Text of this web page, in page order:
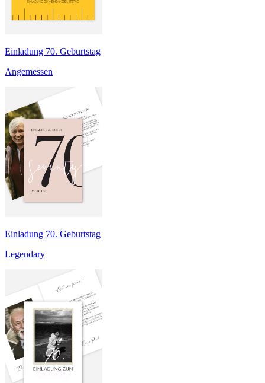
Einladung 70. Geburtstag
Angemessen
Einladung 70. Geburtstag
Legendary